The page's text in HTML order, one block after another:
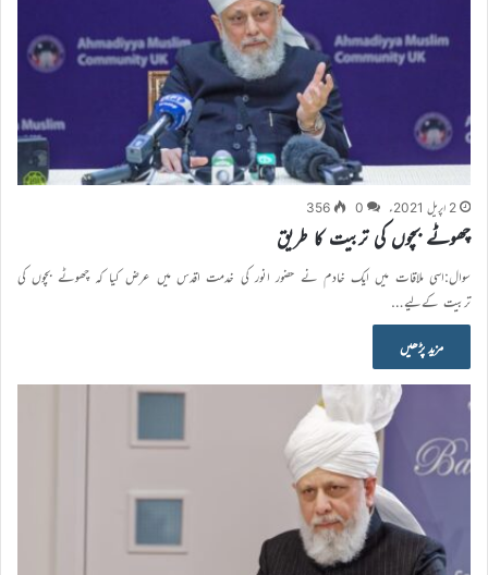
2 اپریل 2021ء 0
356
چھوٹے بچوں کی تربیت کا طریق
سوال:اسی ملاقات میں ایک خادم نے حضور انور کی خدمت اقدس میں عرض کیا کہ چھوٹے بچوں کی
تربیت کےلیے…
مزید پڑھیں